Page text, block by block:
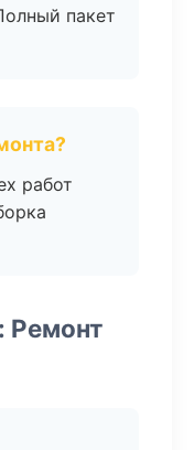
пакет
работ
Ремонт